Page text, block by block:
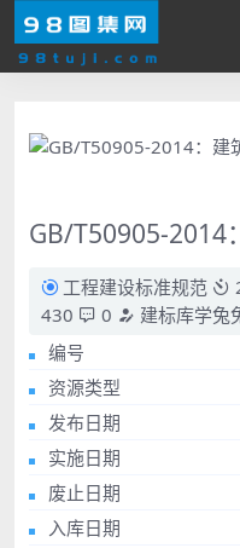
GB/T50905-2014
工程建设标准规范
430
0
建标库学兔
编号
资源类型
发布日期
实施日期
废止日期
入库日期